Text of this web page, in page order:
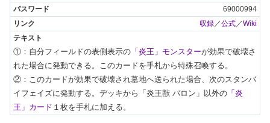
69000994
収録／公式／Wiki
①：自分フィールドの表側表示の 「炎王」モンスターが効果で破壊さ
れた場合に発動できる。このカードを手札から特殊召喚する。
②：このカードが効果で破壊され墓地へ送られた場合、次のスタンバ
イフェイズに発動する。デッキから「炎王獣 バロン」以外の 「炎
王」カード １枚を手札に加える。